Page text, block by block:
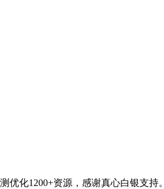
优化1200+资源，感谢真心白银支持。